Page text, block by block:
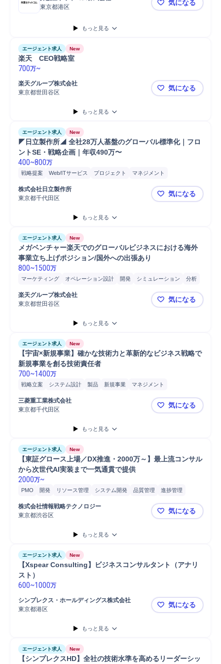
東京都港区
【プロダク
気になる
もっと見る
エージェント求人 New
楽天　CEO戦略室
700万~
楽天グループ株式会社
東京都世田谷区
楽天 CEO
気になる
もっと見る
エージェント求人 New
◤日立製作所◢ 全社28万人基盤のグローバル標準化｜フロ
ントSE・戦略企画｜年収490万〜
400~800万
戦略提案 Web/ITサービス プロジェクト
マネジメント
コンサルティング業務
Salesforce
障害対応 工程管理
クラウド
株式会社日立製作所
東京都千代田区
◤日立製作
気になる
もっと見る
エージェント求人 New
メガベンチャー楽天でのグローバルビジネスにおける海外
事業立ち上げポジション/国外への出張あり
800~1500万
マーケティング オペレーション設計 開発 シミュレーション
分析
新規事業
新規事業立案
ロードマップ策定
海外事業立ち上げ
海外勤務
事業計画 プロダクト選定
プロダクト機能改善提案
楽天グループ株式会社
東京都世田谷区
メガベンチ
気になる
もっと見る
エージェント求人 New
【宇宙×新規事業】確かな技術力と革新的なビジネス戦略で
新規事業を創る技術責任者
700~1400万
戦略立案 システム設計 製品 新規事業
マネジメント
プロジェクトマネジメント
新規事業立案
事業戦略立案
開発プロジェクト
プロジェクト
技術開発
北アメリカ業務
海外勤務 海外常駐 海外業務
三菱重工業株式会社
東京都千代田区
【宇宙×新
気になる
もっと見る
エージェント求人 New
【東証グロース上場／DX推進・2000万～】最上流コンサル
から次世代AI実装まで一気通貫で提供
2000万~
PMO 開発 リソース管理 システム開発 品質管理
進捗管理
システム要件定義
プロジェクト
プロジェクトリーダー
マネジメント PC/Web
株式会社情報戦略テクノロジー
東京都渋谷区
【東証グロ
気になる
もっと見る
エージェント求人 New
【Xspear Consulting】ビジネスコンサルタント（アナリ
スト）
600~1000万
シンプレクス・ホールディングス株式会社
東京都港区
【Xspear
気になる
もっと見る
エージェント求人 New
【シンプレクスHD】全社の技術水準を高めるリーダーシッ